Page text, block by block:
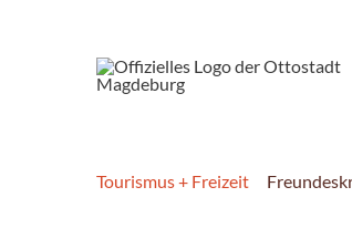
Tourismus + Freizeit